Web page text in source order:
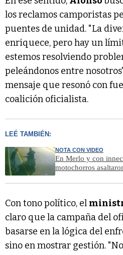
los reclamos camporistas
puentes de unidad. "La
enriquece, pero hay un
estemos resolviendo
peleándonos entre
mensaje que resonó con
coalición oficialista.
LEÉ TAMBIÉN:
NOTA CON VIDEO
En Merlo y con
motochorros
Con tono político, el
claro que la campaña del
basarse en la lógica del
sino en mostrar gestión.